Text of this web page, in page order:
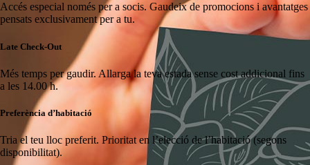
Accés especial només per a socis. Gaudeix de promocions i avantatges
pensats exclusivament per a tu.
Late Check-Out
Més temps per gaudir. Allarga la teva estada sense cost addicional fins
a les 14.00 h.
Preferència d’habitació
Tria el teu lloc preferit. Prioritat en l’elecció de l’habitació (segons
disponibilitat).